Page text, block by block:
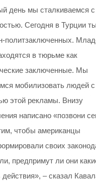
день мы сталкиваемся с
Сегодня в Турции
политзаключенных.
в тюрьме как
заключенные. Мы
мобилизовать людей с
этой рекламы. Внизу
написано «позвони
чтобы американцы
своих
предпримут ли они
действия», – сказал